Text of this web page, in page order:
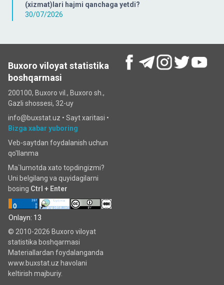
(xizmat)lari hajmi qanchaga yetdi?
30/07/2026
Buxoro viloyat statistika
boshqarmasi
200100, Buxoro vil., Buxoro sh.,
Gazli shossesi, 32-uy
info@buxstat.uz • Sayt xaritasi •
Bizga xabar yuboring
Veb-saytdan foydalanish uchun
qo'llanma
Ma`lumotda xato topdingizmi?
Uni belgilang va quyidagilarni
bosing Ctrl + Enter
Onlayn: 13
© 2010-2026 Buxoro viloyat
statistika boshqarmasi
Materiallardan foydalanganda
www.buxstat.uz havolani
keltirish majburiy.